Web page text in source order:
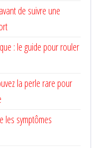
de suivre une
: le guide pour rouler
la perle rare pour
les symptômes